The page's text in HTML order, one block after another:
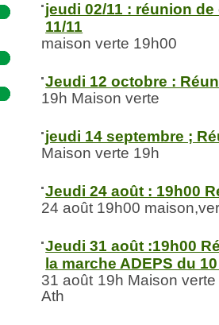
jeudi 02/11 : réunion
11/11
maison verte 19h00
Jeudi 12 octobre :
19h Maison verte
jeudi 14 septembre ;
Maison verte 19h
Jeudi 24 août : 19h00
24 août 19h00
Jeudi 31 août :19h00
la marche ADEPS du
31 août 19h Maison
Ath